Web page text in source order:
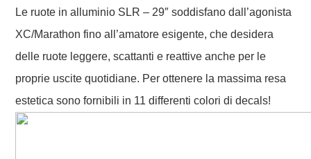
Le ruote in alluminio SLR – 29″ soddisfano dall’agonista
XC/Marathon fino all’amatore esigente, che desidera
delle ruote leggere, scattanti e reattive anche per le
proprie uscite quotidiane. Per ottenere la massima resa
estetica sono fornibili in 11 differenti colori di decals!